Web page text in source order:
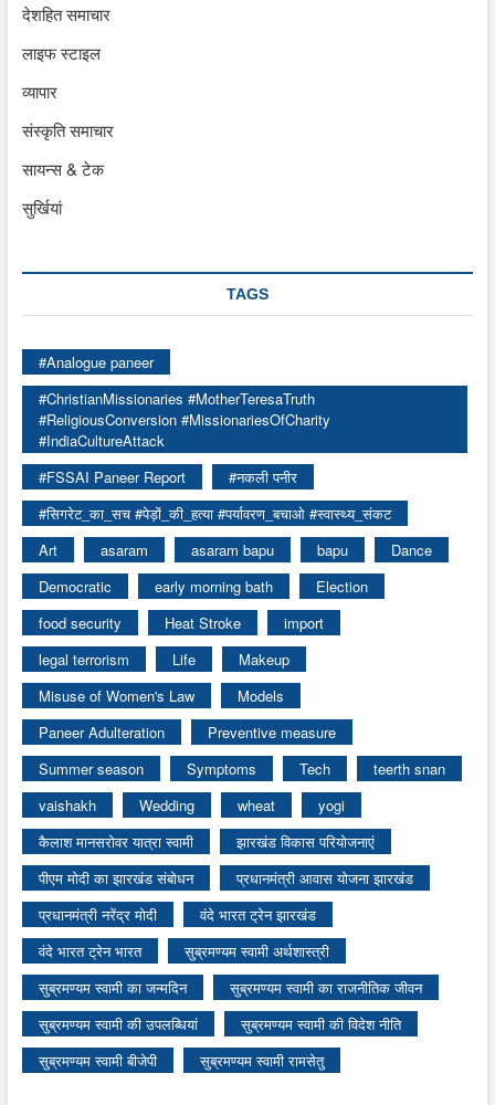
देशहित समाचार
लाइफ स्टाइल
व्यापार
संस्कृति समाचार
सायन्स & टेक
सुर्खियां
TAGS
#Analogue paneer
#ChristianMissionaries #MotherTeresaTruth
#ReligiousConversion #MissionariesOfCharity
#IndiaCultureAttack
#FSSAI Paneer Report
#नकली पनीर
#सिगरेट_का_सच #पेड़ों_की_हत्या #पर्यावरण_बचाओ #स्वास्थ्य_संकट
Art
asaram asaram bapu bapu
Dance
Democratic
early morning bath
Election
food security
Heat Stroke
import
legal terrorism
Life
Makeup
Misuse of Women's Law
Models
Paneer Adulteration
Preventive measure
Summer season
Symptoms Tech
teerth snan
vaishakh
Wedding wheat
yogi
कैलाश मानसरोवर यात्रा स्वामी
झारखंड विकास परियोजनाएं
पीएम मोदी का झारखंड संबोधन
प्रधानमंत्री आवास योजना झारखंड
प्रधानमंत्री नरेंद्र मोदी
वंदे भारत ट्रेन झारखंड
वंदे भारत ट्रेन भारत
सुब्रमण्यम स्वामी अर्थशास्त्री
सुब्रमण्यम स्वामी का जन्मदिन
सुब्रमण्यम स्वामी का राजनीतिक जीवन
सुब्रमण्यम स्वामी की उपलब्धियां
सुब्रमण्यम स्वामी की विदेश नीति
सुब्रमण्यम स्वामी बीजेपी
सुब्रमण्यम स्वामी रामसेतु